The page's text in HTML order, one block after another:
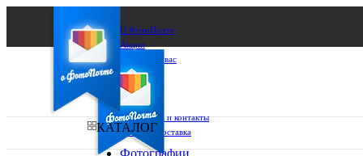
О ФотоПочте
Акции
Сделаем за вас
Бизнесу
FAQ
Франшиза
Поддержка и контакты
Оплата и доставка
КАТАЛОГ
Фотографии